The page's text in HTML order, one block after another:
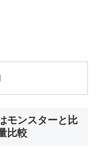
モンスターと比
比較